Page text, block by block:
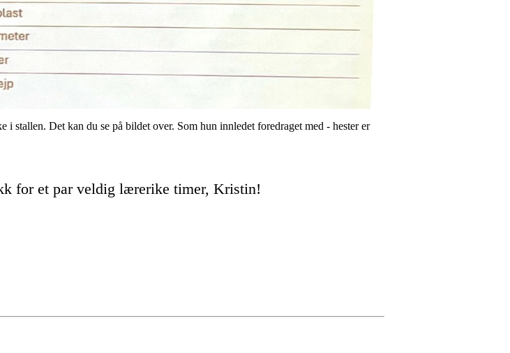
stallen. Det kan du se på bildet over. Som hun innledet foredraget med - hester er
for et par veldig lærerike timer, Kristin!